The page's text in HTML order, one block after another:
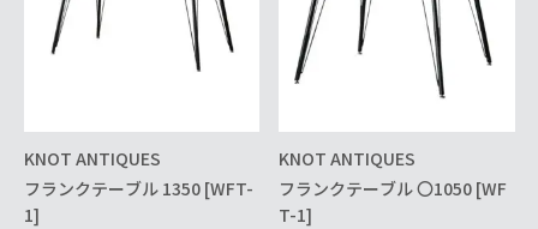
KNOT ANTIQUES
フランクテーブル 1350 [WFT-
1]
KNOT ANTIQUES
フランクテーブル 〇1050 [WF
T-1]